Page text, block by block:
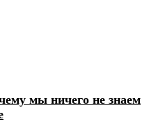
мы ничего не знаем